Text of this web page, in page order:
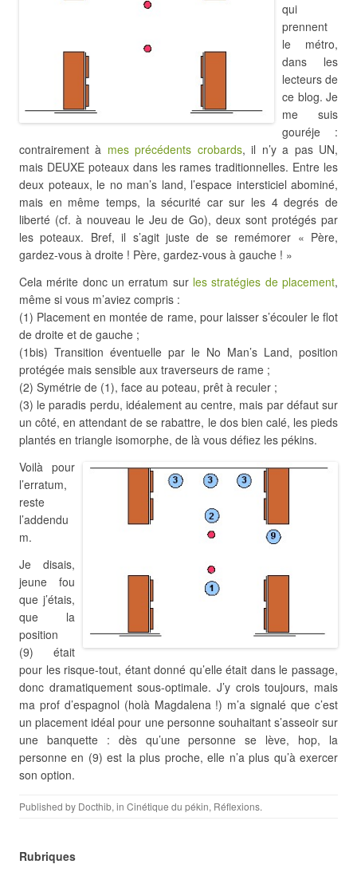
qui
prennent
le métro,
dans les
lecteurs de
ce blog. Je
me suis
gouréje :
contrairement à mes précédents crobards, il n’y a pas UN,
mais DEUXE poteaux dans les rames traditionnelles. Entre les
deux poteaux, le no man’s land, l’espace intersticiel abominé,
mais en même temps, la sécurité car sur les 4 degrés de
liberté (cf. à nouveau le Jeu de Go), deux sont protégés par
les poteaux. Bref, il s’agit juste de se remémorer « Père,
gardez-vous à droite ! Père, gardez-vous à gauche ! »
Cela mérite donc un erratum sur les stratégies de placement,
même si vous m’aviez compris :
(1) Placement en montée de rame, pour laisser s’écouler le flot
de droite et de gauche ;
(1bis) Transition éventuelle par le No Man’s Land, position
protégée mais sensible aux traverseurs de rame ;
(2) Symétrie de (1), face au poteau, prêt à reculer ;
(3) le paradis perdu, idéalement au centre, mais par défaut sur
un côté, en attendant de se rabattre, le dos bien calé, les pieds
plantés en triangle isomorphe, de là vous défiez les pékins.
Voilà pour
l’erratum,
reste
l’addendu
m.
Je disais,
jeune fou
que j’étais,
que la
position
(9) était
pour les risque-tout, étant donné qu’elle était dans le passage,
donc dramatiquement sous-optimale. J’y crois toujours, mais
ma prof d’espagnol (holà Magdalena !) m’a signalé que c’est
un placement idéal pour une personne souhaitant s’asseoir sur
une banquette : dès qu’une personne se lève, hop, la
personne en (9) est la plus proche, elle n’a plus qu’à exercer
son option.
Published by Docthib, in Cinétique du pékin, Réflexions.
Rubriques